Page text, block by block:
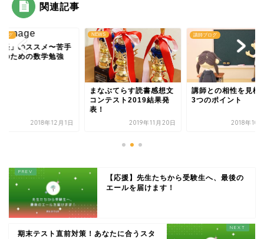
関連記事
ログ
経」のススメ〜苦手
のための数学勉強
2018年12月1日
NEWS
まなぶてらす読書感想文
コンテスト2019結果発
表！
2019年11月20日
講師ブログ
講師との相性を見極
3つのポイント
2018年10
【応援】先生たちから受験生へ、最後の
エールを届けます！
期末テスト直前対策！あなたに合うスタ